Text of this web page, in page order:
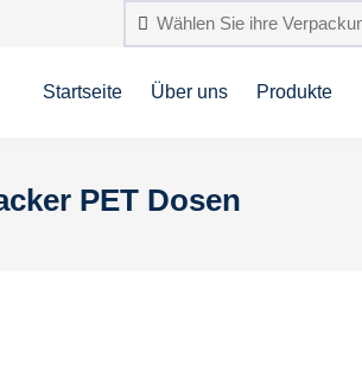
Startseite Über uns Produkte
PET Dosen